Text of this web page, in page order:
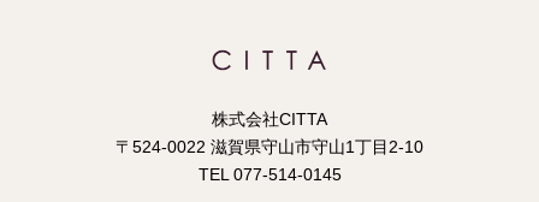
株式会社CITTA
〒524-0022 滋賀県守山市守山1丁目2-10
TEL 077-514-0145